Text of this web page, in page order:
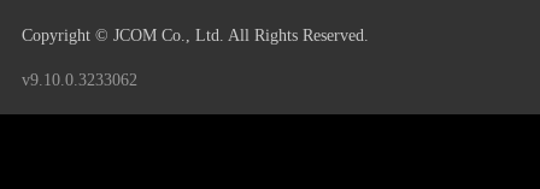
Copyright © JCOM Co., Ltd. All Rights Reserved.
v9.10.0.3233062